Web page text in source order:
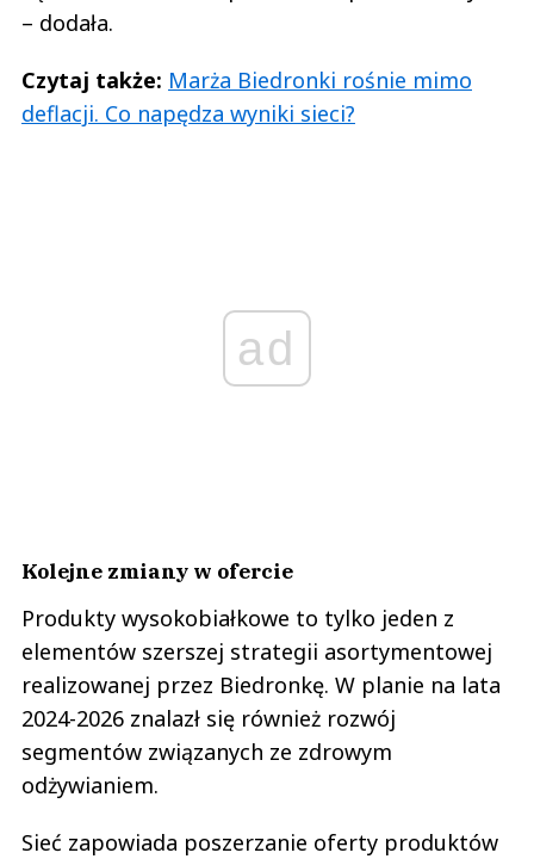
– dodała.
Czytaj także: Marża Biedronki rośnie mimo
deflacji. Co napędza wyniki sieci?
ad
Kolejne zmiany w ofercie
Produkty wysokobiałkowe to tylko jeden z
elementów szerszej strategii asortymentowej
realizowanej przez Biedronkę. W planie na lata
2024-2026 znalazł się również rozwój
segmentów związanych ze zdrowym
odżywianiem.
Sieć zapowiada poszerzanie oferty produktów